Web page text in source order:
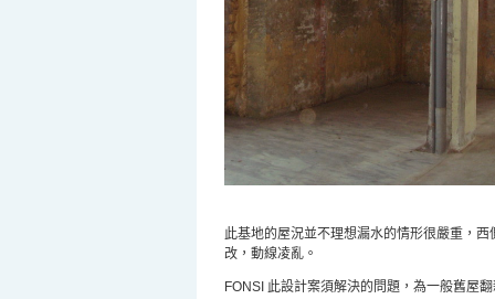
此基地的屋況並不理想漏水的情形很嚴重，
改，動線凌亂。
FONSI 此設計案須解決的問題，為一般舊屋